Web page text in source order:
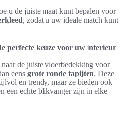
u de juiste maat kunt bepalen voor
, zodat u uw ideale match kunt
perfecte keuze voor uw interieur
de juiste vloerbedekking voor
eens grote ronde tapijten. Deze
en trendy, maar ze bieden ook
een echte blikvanger zijn in elke